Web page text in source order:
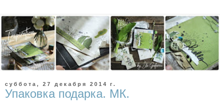
суббота, 27 декабря 2014 г.
Упаковка подарка. МК.